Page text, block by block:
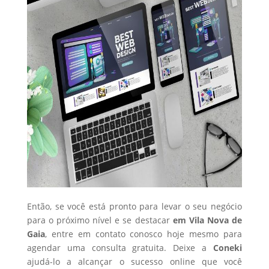
Então, se você está pronto para levar o seu negócio
para o próximo nível e se destacar em Vila Nova de
Gaia, entre em contato conosco hoje mesmo para
agendar uma consulta gratuita. Deixe aConeki
ajudá-lo a alcançar o sucesso online que você